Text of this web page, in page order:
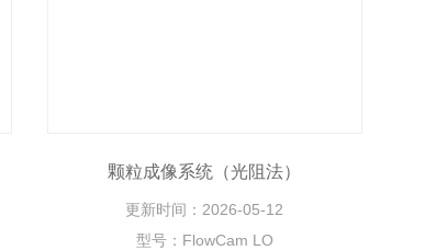
颗粒成像系统（光阻法）
更新时间： 2026-05-12
型号： FlowCam LO